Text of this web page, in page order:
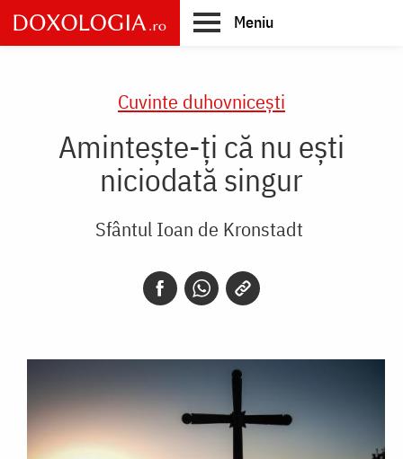
Skip
to
main
Meniu
Cuvinte duhovnicești
Amintește-ți că nu ești
niciodată singur
Sfântul Ioan de Kronstadt